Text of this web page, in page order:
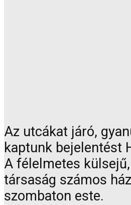
Az utcákat járó,
kaptunk bejelentést
A félelmetes
társaság számos
szombaton este.